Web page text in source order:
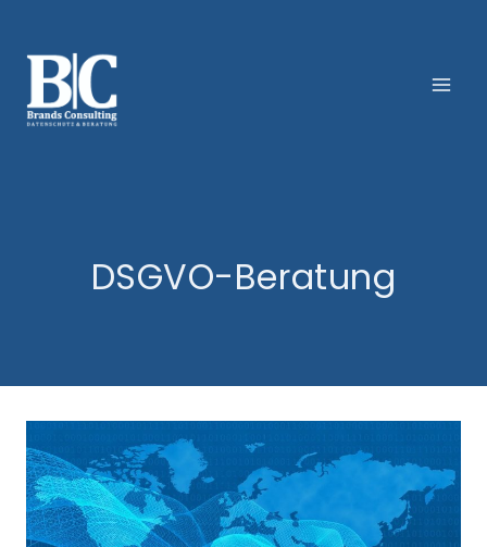
Inhalt
springen
DSGVO-Beratung